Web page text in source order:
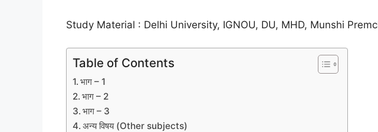
Study Material : Delhi University, IGNOU, DU, MHD, Munshi
Table of Contents
भाग – 1
भाग – 2
भाग – 3
अन्य विषय (Other subjects)